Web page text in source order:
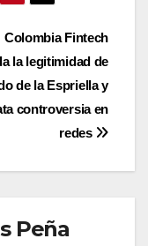
Colombia Fintech
la legitimidad de
de la Espriella y
controversia en
redes
Peña